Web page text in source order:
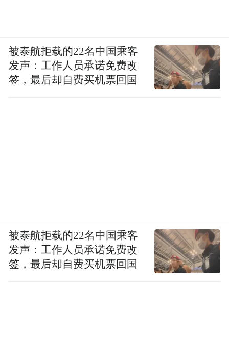
被泰航拒载的22名中国乘客
发声：工作人员承诺免费改
签，最后却自费买机票回国
被泰航拒载的22名中国乘客
发声：工作人员承诺免费改
签，最后却自费买机票回国